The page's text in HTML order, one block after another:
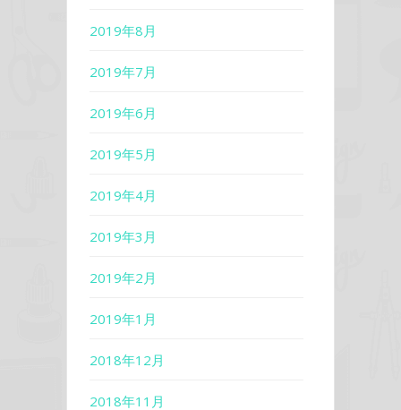
2019年8月
2019年7月
2019年6月
2019年5月
2019年4月
2019年3月
2019年2月
2019年1月
2018年12月
2018年11月